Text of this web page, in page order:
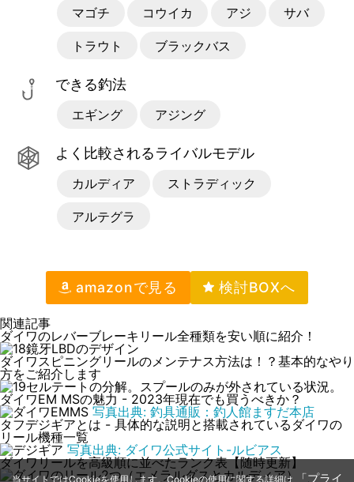
マゴチ コウイカ アジ サバ
トラウト ブラックバス
できる釣法
エギング アジング
よく比較されるライバルモデル
カルディア ストラディック
アルテグラ
amazonで見る
関連記事
ダイワのレバーブレーキリール全種類を安い順に紹介！
ダイワスピニングリールのメンテナス方法は！？基本的なやり
方をご紹介します
ダイワEM MSの魅力 - 2023年現在でも買うべきか？
写真出典: 釣具通販：釣人館ますだ本店
タフデジギアとは - 具体的な説明と搭載されているダイワの
リール機種一覧
写真出典: ダイワ公式サイト-ルビアス
ダイワリールを高級順に並べたランク表【随時更新】
当サイトではCookieを使用します。Cookieの使用に関する詳細は 「プライ